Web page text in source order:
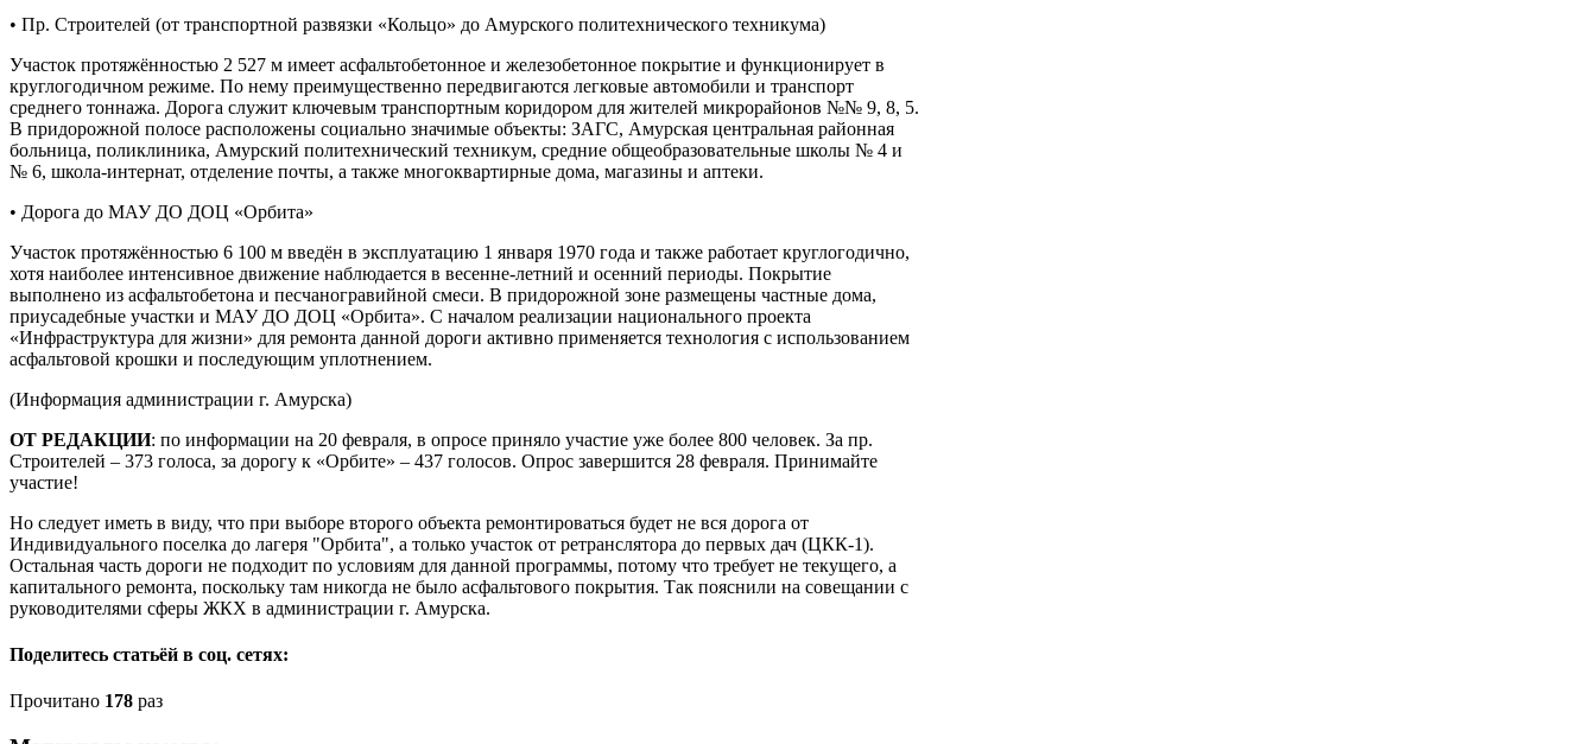
• Пр. Строителей (от транспортной развязки «Кольцо» до Амурского политехнического техникума)
Участок протяжённостью 2 527 м имеет асфальтобетонное и железобетонное покрытие и функционирует в
круглогодичном режиме. По нему преимущественно передвигаются легковые автомобили и транспорт
среднего тоннажа. Дорога служит ключевым транспортным коридором для жителей микрорайонов №№ 9, 8, 5.
В придорожной полосе расположены социально значимые объекты: ЗАГС, Амурская центральная районная
больница, поликлиника, Амурский политехнический техникум, средние общеобразовательные школы № 4 и
№ 6, школа-интернат, отделение почты, а также многоквартирные дома, магазины и аптеки.
• Дорога до МАУ ДО ДОЦ «Орбита»
Участок протяжённостью 6 100 м введён в эксплуатацию 1 января 1970 года и также работает круглогодично,
хотя наиболее интенсивное движение наблюдается в весенне-летний и осенний периоды. Покрытие
выполнено из асфальтобетона и песчаногравийной смеси. В придорожной зоне размещены частные дома,
приусадебные участки и МАУ ДО ДОЦ «Орбита». С началом реализации национального проекта
«Инфраструктура для жизни» для ремонта данной дороги активно применяется технология с использованием
асфальтовой крошки и последующим уплотнением.
(Информация администрации г. Амурска)
ОТ РЕДАКЦИИ: по информации на 20 февраля, в опросе приняло участие уже более 800 человек. За пр.
Строителей – 373 голоса, за дорогу к «Орбите» – 437 голосов. Опрос завершится 28 февраля. Принимайте
участие!
Но следует иметь в виду, что при выборе второго объекта ремонтироваться будет не вся дорога от
Индивидуального поселка до лагеря "Орбита", а только участок от ретранслятора до первых дач (ЦКК-1).
Остальная часть дороги не подходит по условиям для данной программы, потому что требует не текущего, а
капитального ремонта, поскольку там никогда не было асфальтового покрытия. Так пояснили на совещании с
руководителями сферы ЖКХ в администрации г. Амурска.
Поделитесь статьёй в соц. сетях:
Прочитано 178 раз